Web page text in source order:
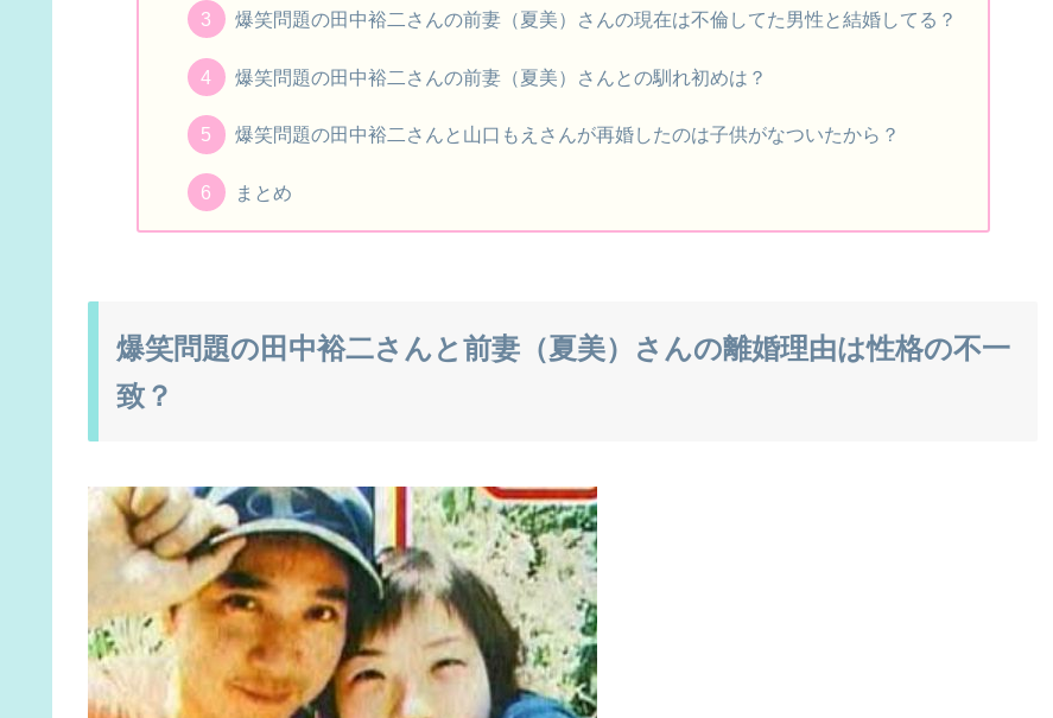
爆笑問題の田中裕二さんの前妻（夏美）さんの現在は不倫してた男性と結婚してる？
爆笑問題の田中裕二さんの前妻（夏美）さんとの馴れ初めは？
爆笑問題の田中裕二さんと山口もえさんが再婚したのは子供がなついたから？
まとめ
爆笑問題の田中裕二さんと前妻（夏美）さんの離婚理由は性格の不一
致？